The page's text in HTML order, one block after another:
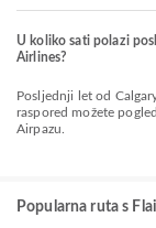
U koliko sati polazi
Airlines?
Posljednji let od Calgary do Vancouver s Flair Airlines polijeće u 22:35. Ovaj
raspored možete
Airpazu.
Popularna ruta s